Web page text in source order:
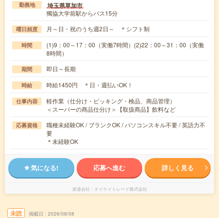
勤務地 埼玉県草加市
獨協大学前駅からバス15分
曜日頻度 月～日・祝のうち週2日～ ＊シフト制
時間
(1)9：00～17：00（実働7時間）(2)22：00～31：00（実働
8時間）
期間 即日～長期
時給 時給1450円 ＊日・週払いOK！
仕事内容
軽作業（仕分け・ピッキング・検品、商品管理）
＜スーパーの商品仕分け＞【取扱商品】飲料など
応募資格
職種未経験OK / ブランクOK / パソコンスキル不要 / 英語力不
要
＊未経験OK
気になる! 応募へ進む 詳しく見る
派遣会社 テイケイトレード株式会社
未読 掲載日 2026/08/08